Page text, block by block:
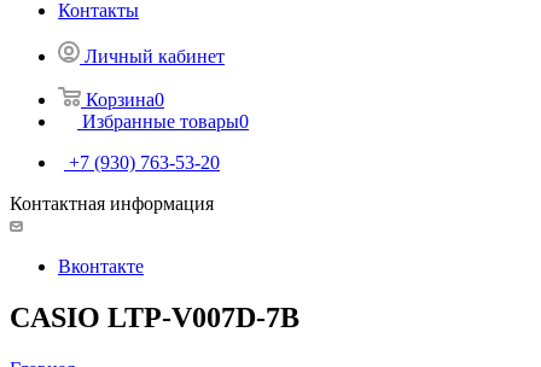
Контакты
Личный кабинет
Корзина0
Избранные товары0
+7 (930) 763-53-20
Контактная информация
Вконтакте
CASIO LTP-V007D-7B